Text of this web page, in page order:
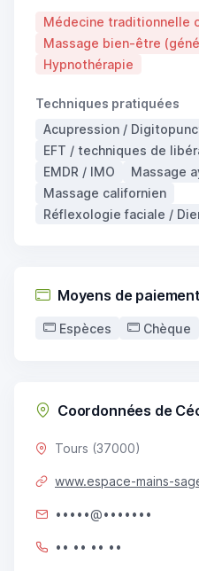
Médecine traditionnelle
Massage bien-être
Hypnothérapie
Techniques pratiquées
Acupression /
EFT / techniques de
EMDR / IMO
Massage
Massage californien
Réflexologie faciale /
Moyens de paiement
Espèces Chèque
Coordonnées de
Tours (37000)
www.espace-mains-
•••••@•••••••
•• •• •• ••